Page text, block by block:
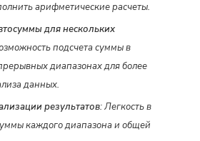
арифметические расчеты.
для нескольких
подсчета суммы в
диапазонах для более
данных.
результатов: Легкость в
каждого диапазона и общей